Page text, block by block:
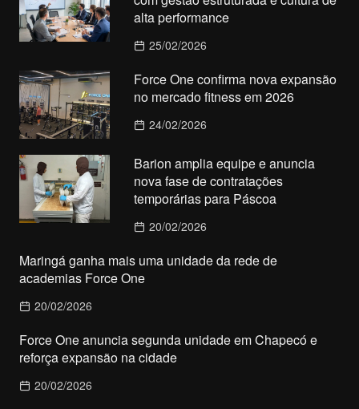
alta performance
25/02/2026
Force One confirma nova expansão
no mercado fitness em 2026
24/02/2026
Barion amplia equipe e anuncia
nova fase de contratações
temporárias para Páscoa
20/02/2026
Maringá ganha mais uma unidade da rede de
academias Force One
20/02/2026
Force One anuncia segunda unidade em Chapecó e
reforça expansão na cidade
20/02/2026